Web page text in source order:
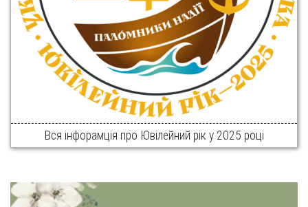
Вся інфорамція про Ювілейний рік у 2025 році